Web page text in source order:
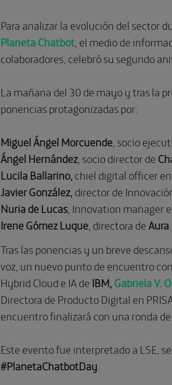
Para analizar la evolución del sector
Planeta Chatbot , el medio de
colaboradores, celebró su segundo
La mañana del 30 de mayo y tras la
ponencias protagonizadas por:
Miguel Ángel Morcuende , socio
Ángel Hernández, socio director de
Lucila Ballarino,chiel digital officer en
Javier González,director de
Nuria de Lucas , Innovation manager
Irene Gómez Luque , directora deAura
Tras las ponencias y un breve
voz, un nuevo punto de encuentro
Hybrid Cloud e IA de IBM,Gabriela V.
Directora de Producto Digital en
encuentro finalizará con una ronda
Este evento fue interpretado a LSE,
#PlanetaChatbotDay